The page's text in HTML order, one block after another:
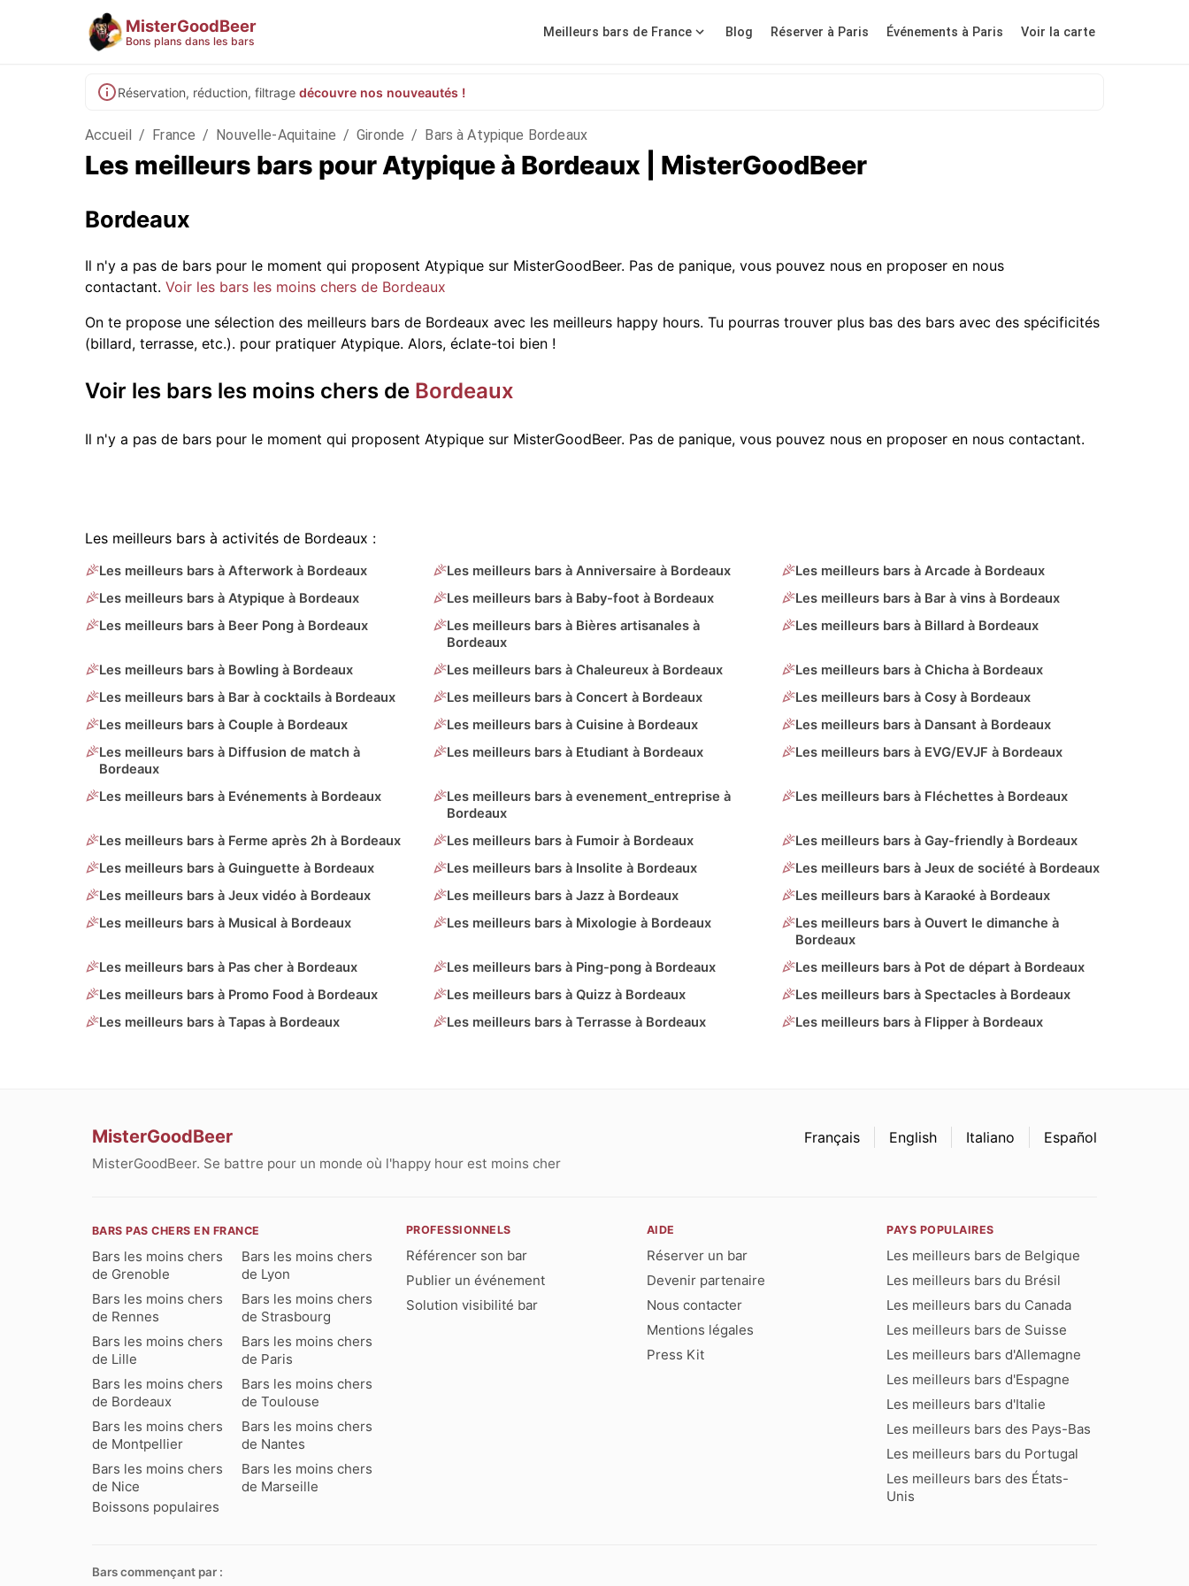
MisterGoodBeer
Bons plans dans les bars
Meilleurs bars de France Blog Réserver à Paris Événements à Paris Voir la carte
Réservation, réduction, filtrage découvre nos nouveautés !
Accueil / France / Nouvelle-Aquitaine / Gironde / Bars à Atypique Bordeaux
Les meilleurs bars pour Atypique à Bordeaux | MisterGoodBeer
Bordeaux
Il n'y a pas de bars pour le moment qui proposent Atypique sur MisterGoodBeer. Pas de panique, vous pouvez nous en proposer en nous
contactant. Voir les bars les moins chers de Bordeaux
On te propose une sélection des meilleurs bars de Bordeaux avec les meilleurs happy hours. Tu pourras trouver plus bas des bars avec des spécificités
(billard, terrasse, etc.). pour pratiquer Atypique. Alors, éclate-toi bien !
Voir les bars les moins chers de Bordeaux
Il n'y a pas de bars pour le moment qui proposent Atypique sur MisterGoodBeer. Pas de panique, vous pouvez nous en proposer en nous contactant.
Les meilleurs bars à activités de Bordeaux :
Les meilleurs bars à Afterwork à Bordeaux Les meilleurs bars à Anniversaire à Bordeaux
Les meilleurs bars à Arcade à Bordeaux
Les meilleurs bars à Atypique à Bordeaux
Les meilleurs bars à Baby-foot à Bordeaux
Les meilleurs bars à Bar à vins à Bordeaux
Les meilleurs bars à Beer Pong à Bordeaux
Les meilleurs bars à Bières artisanales à
Bordeaux
Les meilleurs bars à Billard à Bordeaux
Les meilleurs bars à Bowling à Bordeaux Les meilleurs bars à Chaleureux à Bordeaux
Les meilleurs bars à Chicha à Bordeaux
Les meilleurs bars à Bar à cocktails à Bordeaux
Les meilleurs bars à Concert à Bordeaux
Les meilleurs bars à Cosy à Bordeaux
Les meilleurs bars à Couple à Bordeaux
Les meilleurs bars à Cuisine à Bordeaux
Les meilleurs bars à Dansant à Bordeaux
Les meilleurs bars à Diffusion de match à
Bordeaux
Les meilleurs bars à Etudiant à Bordeaux Les meilleurs bars à EVG/EVJF à Bordeaux
Les meilleurs bars à Evénements à Bordeaux
Les meilleurs bars à evenement_entreprise à
Bordeaux
Les meilleurs bars à Fléchettes à Bordeaux
Les meilleurs bars à Ferme après 2h à Bordeaux Les meilleurs bars à Fumoir à Bordeaux
Les meilleurs bars à Gay-friendly à Bordeaux
Les meilleurs bars à Guinguette à Bordeaux
Les meilleurs bars à Insolite à Bordeaux
Les meilleurs bars à Jeux de société à Bordeaux
Les meilleurs bars à Jeux vidéo à Bordeaux
Les meilleurs bars à Jazz à Bordeaux
Les meilleurs bars à Karaoké à Bordeaux
Les meilleurs bars à Musical à Bordeaux
Les meilleurs bars à Mixologie à Bordeaux
Les meilleurs bars à Ouvert le dimanche à
Bordeaux
Les meilleurs bars à Pas cher à Bordeaux
Les meilleurs bars à Ping-pong à Bordeaux
Les meilleurs bars à Pot de départ à Bordeaux
Les meilleurs bars à Promo Food à Bordeaux
Les meilleurs bars à Quizz à Bordeaux
Les meilleurs bars à Spectacles à Bordeaux
Les meilleurs bars à Tapas à Bordeaux
Les meilleurs bars à Terrasse à Bordeaux Les meilleurs bars à Flipper à Bordeaux
MisterGoodBeer
MisterGoodBeer. Se battre pour un monde où l'happy hour est moins cher
Français English Italiano Español
BARS PAS CHERS EN FRANCE
Bars les moins chers
de Grenoble
Bars les moins chers
de Lyon
Bars les moins chers
de Rennes
Bars les moins chers
de Strasbourg
Bars les moins chers
de Lille
Bars les moins chers
de Paris
Bars les moins chers
de Bordeaux
Bars les moins chers
de Toulouse
Bars les moins chers
de Montpellier
Bars les moins chers
de Nantes
Bars les moins chers
de Nice
Bars les moins chers
de Marseille
Boissons populaires
PROFESSIONNELS
Référencer son bar
Publier un événement
Solution visibilité bar
AIDE
Réserver un bar
Devenir partenaire
Nous contacter
Mentions légales
Press Kit
PAYS POPULAIRES
Les meilleurs bars de Belgique
Les meilleurs bars du Brésil
Les meilleurs bars du Canada
Les meilleurs bars de Suisse
Les meilleurs bars d'Allemagne
Les meilleurs bars d'Espagne
Les meilleurs bars d'Italie
Les meilleurs bars des Pays-Bas
Les meilleurs bars du Portugal
Les meilleurs bars des États-
Unis
Bars commençant par :